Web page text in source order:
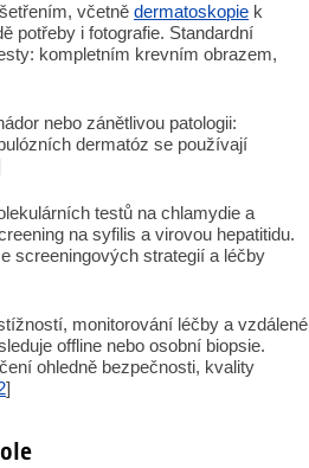
včetně dermatoskopie k
potřeby i fotografie. Standardní
kompletním krevním obrazem,
nebo zánětlivou patologii:
dermatóz se používají
testů na chlamydie a
na syfilis a virovou hepatitidu.
screeningových strategií a léčby
monitorování léčby a vzdálené
offline nebo osobní biopsie.
ohledně bezpečnosti, kvality
]